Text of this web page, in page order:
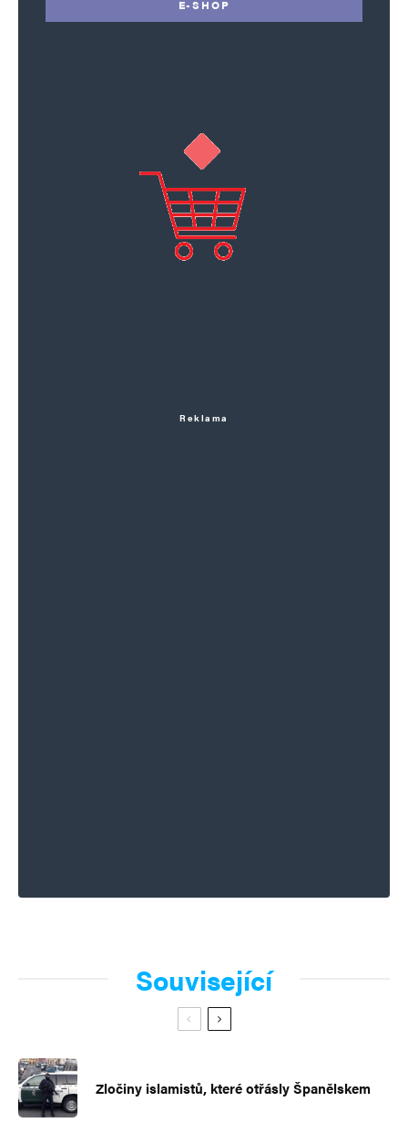
E-SHOP
Reklama
Související
Zločiny islamistů, které otřásly Španělskem